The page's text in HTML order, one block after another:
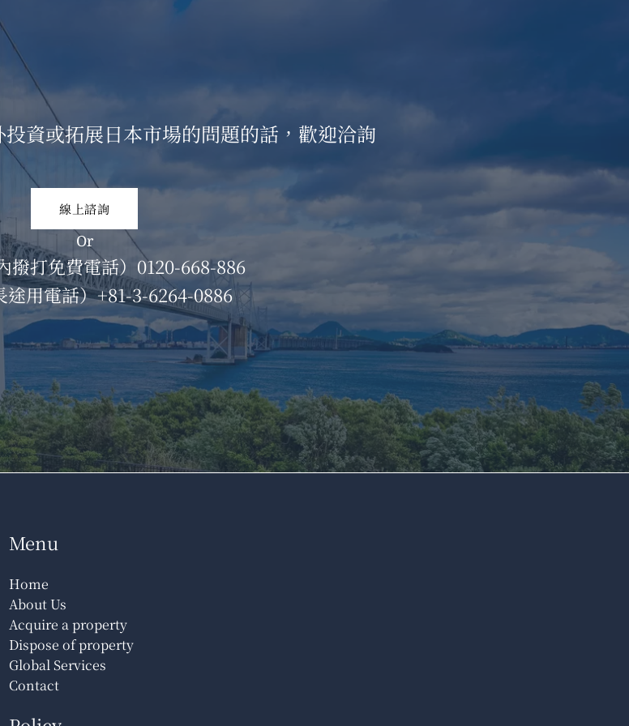
資或拓展日本市場的問題的話，歡迎洽詢
線上諮詢
Or
撥打免費電話） 0120-668-886
途用電話）+81-3-6264-0886
Menu
Home
About Us
Acquire a property
Dispose of property
Global Services
Contact